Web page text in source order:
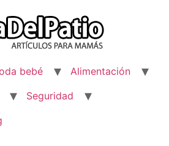
bebé
Alimentación
Seguridad